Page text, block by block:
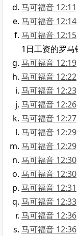
马可福音 12:11
马可福音 12:14
马可福音 12:15
1日工资的罗马
马可福音 12:19
马可福音 12:22
马可福音 12:23
马可福音 12:26
马可福音 12:27
马可福音 12:29
马可福音 12:29
马可福音 12:30
马可福音 12:30
马可福音 12:31
马可福音 12:33
马可福音 12:36
马可福音 12:36